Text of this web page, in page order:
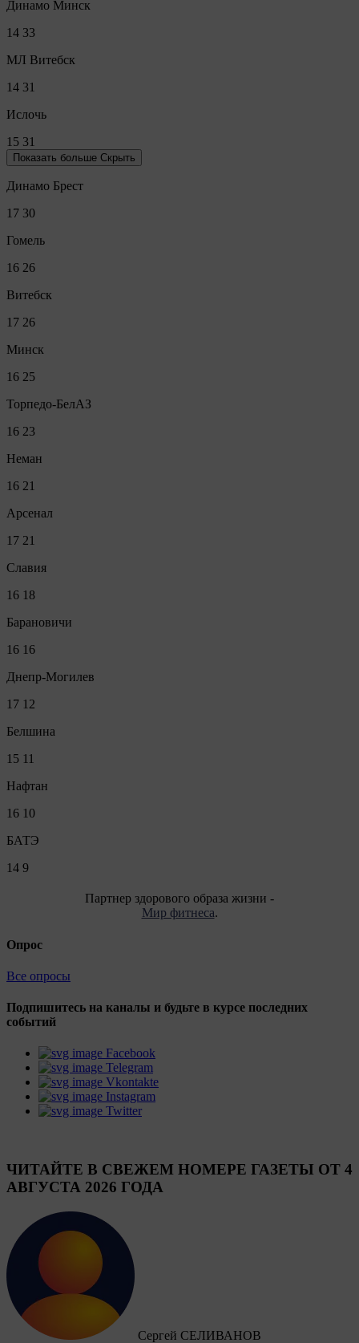
Динамо Минск
14 33
МЛ Витебск
14 31
Ислочь
15 31
Показать больше Скрыть
Динамо Брест
17 30
Гомель
16 26
Витебск
17 26
Минск
16 25
Торпедо-БелАЗ
16 23
Неман
16 21
Арсенал
17 21
Славия
16 18
Барановичи
16 16
Днепр-Могилев
17 12
Белшина
15 11
Нафтан
16 10
БАТЭ
14 9
Партнер здорового образа жизни -
Мир фитнеса.
Опрос
Все опросы
Подпишитесь на каналы и будьте в курсе последних
событий
Facebook
Telegram
Vkontakte
Instagram
Twitter
ЧИТАЙТЕ В СВЕЖЕМ НОМЕРЕ ГАЗЕТЫ ОТ 4
АВГУСТА 2026 ГОДА
Сергей СЕЛИВАНОВ